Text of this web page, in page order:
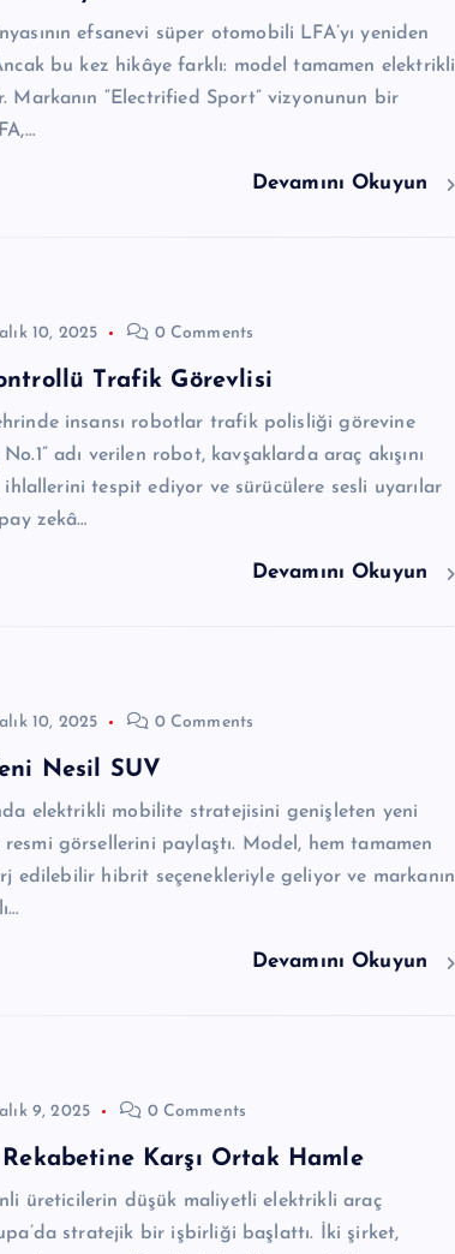
efsanevi süper otomobili LFA’yı yeniden
bu kez hikâye farklı: model tamamen elektrikli
Markanın “Electrified Sport” vizyonunun bir
Devamını Okuyun
10, 2025 0 Comments
Trafik Görevlisi
insansı robotlar trafik polisliği görevine
adı verilen robot, kavşaklarda araç akışını
tespit ediyor ve sürücülere sesli uyarılar
zekâ…
Devamını Okuyun
10, 2025 0 Comments
Nesil SUV
elektrikli mobilite stratejisini genişleten yeni
resmi görsellerini paylaştı. Model, hem tamamen
edilebilir hibrit seçenekleriyle geliyor ve markanın
Devamını Okuyun
9, 2025 0 Comments
Karşı Ortak Hamle
üreticilerin düşük maliyetli elektrikli araç
stratejik bir işbirliği başlattı. İki şirket,